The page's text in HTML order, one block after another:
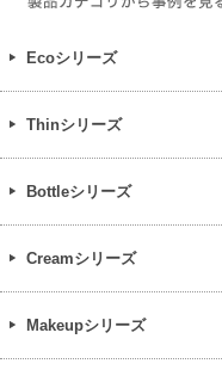
Ecoシリーズ
Thinシリーズ
Bottleシリーズ
Creamシリーズ
Makeupシリーズ